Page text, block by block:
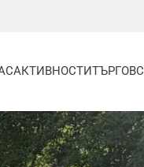
АКТИВНОСТИ